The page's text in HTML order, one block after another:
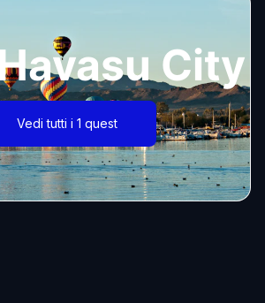
City
Vedi tutti i 1 quest